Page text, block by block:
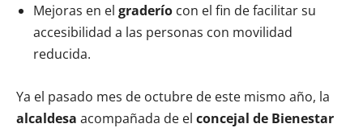
Mejoras en el graderío con el fin de facilitar su
accesibilidad a las personas con movilidad
reducida.
Ya el pasado mes de octubre de este mismo año, la
alcaldesa acompañada de el concejal de Bienestar